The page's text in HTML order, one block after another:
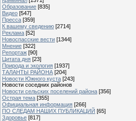
Образование [835]
Видео [547]
Пресса [359]
К вашему сведению [2714]
Реклама [52]
Новоспасские вести [1344]
Мнение [322]
Репортаж [90]
Цитата дня [23]
Природа и экология [1937]
ТАЛАНТЫ РАЙОНА [204]
Новости Южного куста [243]
Новости соседних районов
Новости сельских поселений района [356]
Острая тема [355]
Официальная информация [266]
ПО СЛЕДАМ НАШИХ ПУБЛИКАЦИЙ [65]
Здоровье [817]